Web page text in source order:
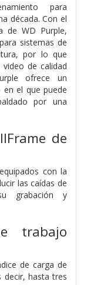
para
década. Con el
de WD Purple,
sistemas de
por lo que
de calidad
ofrece un
el que puede
por una
de
con la
las caídas de
grabación y
trabajo
de carga de
hasta tres